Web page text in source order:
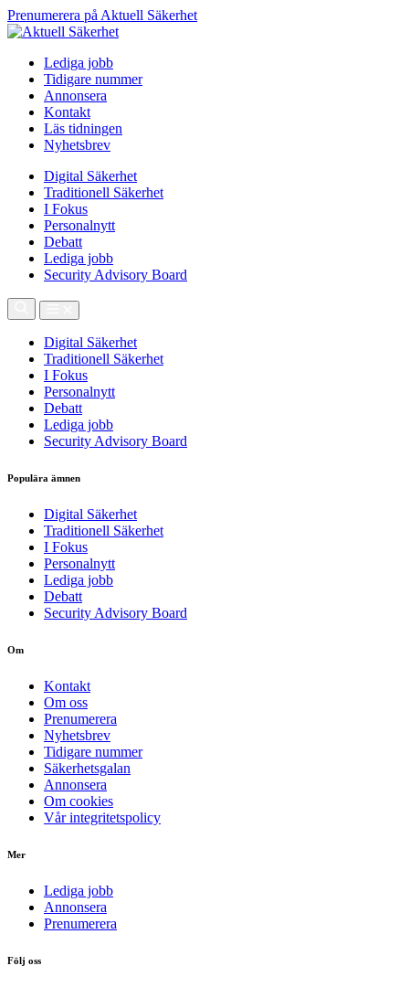
Prenumerera på Aktuell Säkerhet
Lediga jobb
Tidigare nummer
Annonsera
Kontakt
Läs tidningen
Nyhetsbrev
Digital Säkerhet
Traditionell Säkerhet
I Fokus
Personalnytt
Debatt
Lediga jobb
Security Advisory Board
Digital Säkerhet
Traditionell Säkerhet
I Fokus
Personalnytt
Debatt
Lediga jobb
Security Advisory Board
Populära ämnen
Digital Säkerhet
Traditionell Säkerhet
I Fokus
Personalnytt
Lediga jobb
Debatt
Security Advisory Board
Om
Kontakt
Om oss
Prenumerera
Nyhetsbrev
Tidigare nummer
Säkerhetsgalan
Annonsera
Om cookies
Vår integritetspolicy
Mer
Lediga jobb
Annonsera
Prenumerera
Följ oss